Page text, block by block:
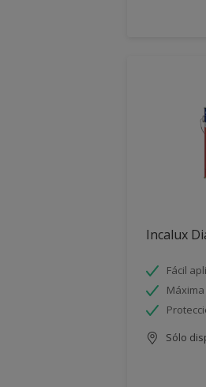
Incalux
Fácil
Sólo